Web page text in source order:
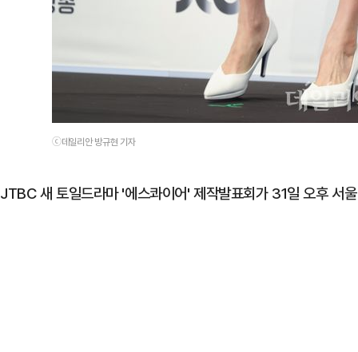
ⓒ데일리안 방규현 기자
JTBC 새 토일드라마 '에스콰이어' 제작발표회가 31일 오후 서